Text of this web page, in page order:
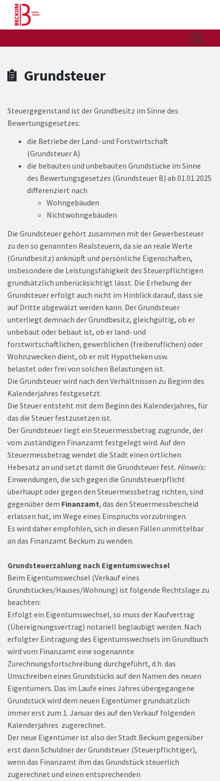
Zum Hauptinhalt springen
Grundsteuer
Steuergegenstand ist der Grundbesitz im Sinne des
Bewertungsgesetzes:
die Betriebe der Land- und Forstwirtschaft
(Grundsteuer A)
die bebauten und unbebauten Grundstücke im Sinne
des Bewertungsgesetzes (Grundsteuer B) ab 01.01.2025
differenziert nach
Wohngebäuden
Nichtwohngebäuden
Die Grundsteuer gehört zusammen mit der Gewerbesteuer
zu den so genannten Realsteuern, da sie an reale Werte
(Grundbesitz) anknüpft und persönliche Eigenschaften,
insbesondere die Leistungsfähigkeit des Steuerpflichtigen
grundsätzlich unberücksichtigt lässt. Die Erhebung der
Grundsteuer erfolgt auch nicht im Hinblick darauf, dass sie
auf Dritte abgewälzt werden kann. Der Grundsteuer
unterliegt demnach der Grundbesitz, gleichgültig, ob er
unbebaut oder bebaut ist, ob er land- und
forstwirtschaftlichen, gewerblichen (freiberuflichen) oder
Wohnzwecken dient, ob er mit Hypotheken usw.
belastet oder frei von solchen Belastungen ist.
Die Grundsteuer wird nach den Verhältnissen zu Beginn des
Kalenderjahres festgesetzt.
Die Steuer entsteht mit dem Beginn des Kalenderjahres, für
das die Steuer festzusetzen ist.
Der Grundsteuer liegt ein Steuermessbetrag zugrunde, der
vom zuständigen Finanzamt festgelegt wird. Auf den
Steuermessbetrag wendet die Stadt einen örtlichen
Hebesatz an und setzt damit die Grundsteuer fest. Hinweis:
Einwendungen, die sich gegen die Grundsteuerpflicht
überhaupt oder gegen den Steuermessbetrag richten, sind
gegenüber dem Finanzamt, das den Steuermessbescheid
erlassen hat, im Wege eines Einspruchs vorzubringen.
Es wird daher empfohlen, sich in diesen Fällen unmittelbar
an das Finanzamt Beckum zu wenden.
Grundsteuerzahlung nach Eigentumswechsel
Beim Eigentumswechsel (Verkauf eines
Grundstückes/Hauses/Wohnung) ist folgende Rechtslage zu
beachten:
Erfolgt ein Eigentumswechsel, so muss der Kaufvertrag
(Übereignungsvertrag) notariell beglaubigt werden. Nach
erfolgter Eintragung des Eigentumswechsels im Grundbuch
wird vom Finanzamt eine sogenannte
Zurechnungsfortschreibung durchgeführt, d.h. das
Umschreiben eines Grundstücks auf den Namen des neuen
Eigentümers. Das im Laufe eines Jahres übergegangene
Grundstück wird dem neuen Eigentümer grundsätzlich
immer erst zum 1. Januar des auf den Verkauf folgenden
Kalenderjahres zugerechnet.
Der neue Eigentümer ist also der Stadt Beckum gegenüber
erst dann Schuldner der Grundsteuer (Steuerpflichtiger),
wenn das Finanzamt ihm das Grundstück steuerlich
zugerechnet und einen entsprechenden